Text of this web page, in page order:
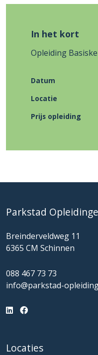
In het kort
Opleiding
Datum
Locatie
Prijs opleiding
Parkstad
Breinderveldweg 11
6365 CM Schinnen
088 467 73 73
info@parkstad-
Locaties